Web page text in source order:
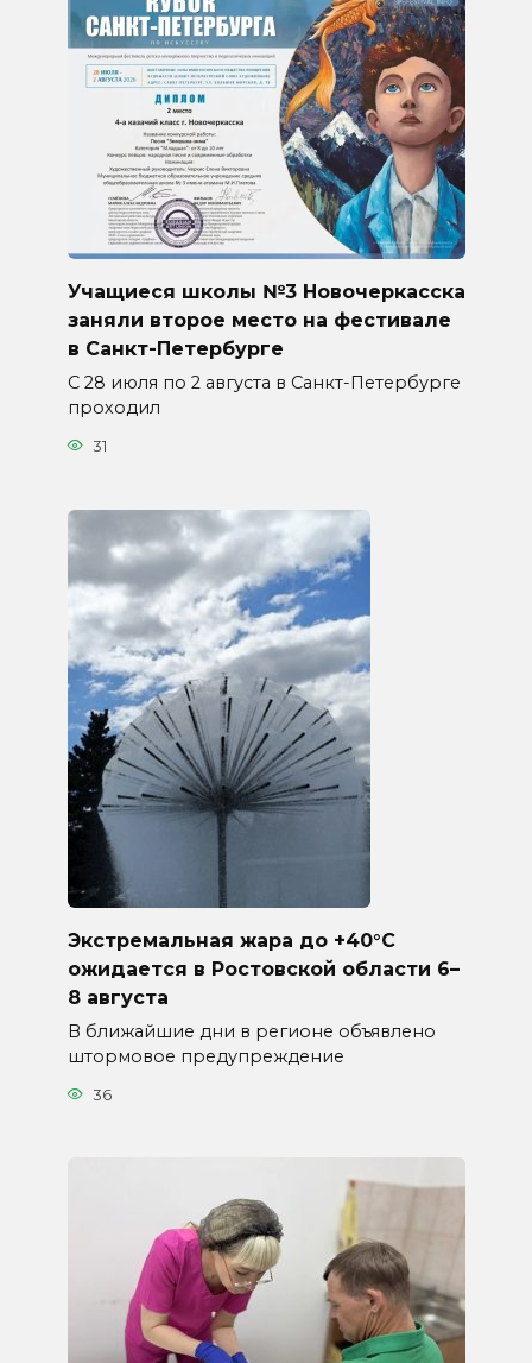
Учащиеся школы №3 Новочеркасска
заняли второе место на фестивале
в Санкт-Петербурге
С 28 июля по 2 августа в Санкт-Петербурге
проходил
31
Экстремальная жара до +40°C
ожидается в Ростовской области 6–
8 августа
В ближайшие дни в регионе объявлено
штормовое предупреждение
36